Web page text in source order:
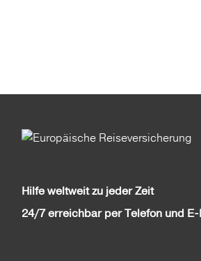
Hilfe weltweit zu jeder Zeit
24/7 erreichbar per Telefon und